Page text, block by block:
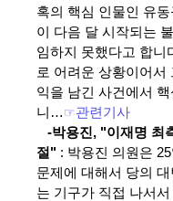
혹의 핵심 인물인 유
이 다음 달 시작되는
임하지 못했다고 합니
로 어려운 상황이어서
익을 남긴 사건에서
니…☞관련기사
-박용진, "이재명 최
절" : 박용진 의원은
문제에 대해서 당의
는 기구가 직접 나서